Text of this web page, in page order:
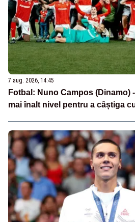
7 aug. 2026, 14:45
Fotbal: Nuno Campos (Dinamo)
mai înalt nivel pentru a câștiga